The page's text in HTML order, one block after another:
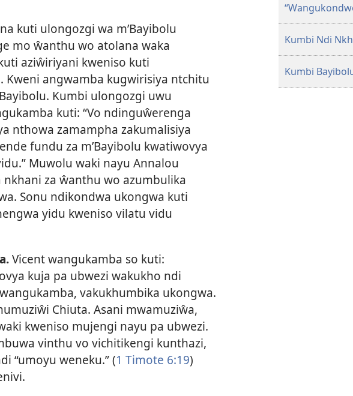
kuti ulongozgi wa m’Bayibolu
mo ŵanthu wo atolana waka
aziŵiriyani kweniso kuti
angwamba kugwirisiya ntchitu
Kumbi ulongozgi uwu
kuti: “Vo ndinguŵerenga
nthowa zamampha zakumalisiya
fundu za m’Bayibolu kwatiwovya
Muwolu waki nayu Annalou
za ŵanthu wo azumbulika
Sonu ndikondwa ukongwa kuti
yidu kweniso vilatu vidu
Vicent wangukamba so kuti:
kuja pa ubwezi wakukho ndi
vakukhumbika ukongwa.
Chiuta. Asani mwamuziŵa,
kweniso mujengi nayu pa ubwezi.
vinthu vo vichitikengi kunthazi,
“umoyu weneku.” (1 Timote 6:19)
Kumbi Ndi
Kumbi